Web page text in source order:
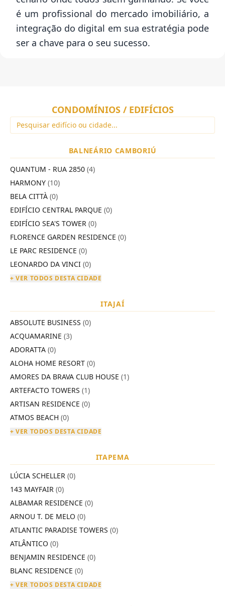
é um profissional do mercado imobiliário, a
integração do digital em sua estratégia pode
ser a chave para o seu sucesso.
CONDOMÍNIOS / EDIFÍCIOS
BALNEÁRIO CAMBORIÚ
QUANTUM - RUA 2850 (4)
HARMONY (10)
BELA CITTÀ (0)
EDIFÍCIO CENTRAL PARQUE (0)
EDIFÍCIO SEA'S TOWER (0)
FLORENCE GARDEN RESIDENCE (0)
LE PARC RESIDENCE (0)
LEONARDO DA VINCI (0)
+ VER TODOS DESTA CIDADE
ITAJAÍ
ABSOLUTE BUSINESS (0)
ACQUAMARINE (3)
ADORATTA (0)
ALOHA HOME RESORT (0)
AMORES DA BRAVA CLUB HOUSE (1)
ARTEFACTO TOWERS (1)
ARTISAN RESIDENCE (0)
ATMOS BEACH (0)
+ VER TODOS DESTA CIDADE
ITAPEMA
LÚCIA SCHELLER (0)
143 MAYFAIR (0)
ALBAMAR RESIDENCE (0)
ARNOU T. DE MELO (0)
ATLANTIC PARADISE TOWERS (0)
ATLÂNTICO (0)
BENJAMIN RESIDENCE (0)
BLANC RESIDENCE (0)
+ VER TODOS DESTA CIDADE